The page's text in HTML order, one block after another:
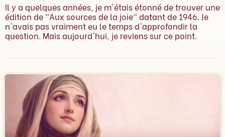
Il y a quelques années, je m'étais étonné de trouver une
édition de "Aux sources de la joie" datant de 1946. Je
n'avais pas vraiment eu le temps d'approfondir la
question. Mais aujourd'hui, je reviens sur ce point.